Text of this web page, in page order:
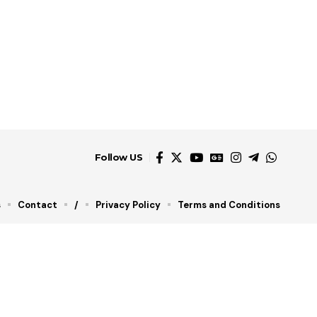
Follow US
Contact / Privacy Policy Terms and Conditions